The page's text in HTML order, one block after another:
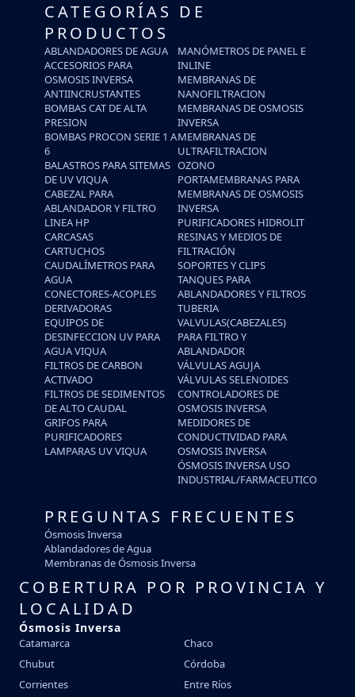
CATEGORÍAS DE
PRODUCTOS
ABLANDADORES DE AGUA
ACCESORIOS PARA
OSMOSIS INVERSA
ANTIINCRUSTANTES
BOMBAS CAT DE ALTA
PRESION
BOMBAS PROCON SERIE 1 A
6
BALASTROS PARA SITEMAS
DE UV VIQUA
CABEZAL PARA
ABLANDADOR Y FILTRO
LINEA HP
CARCASAS
CARTUCHOS
CAUDALÍMETROS PARA
AGUA
CONECTORES-ACOPLES
DERIVADORAS
EQUIPOS DE
DESINFECCION UV PARA
AGUA VIQUA
FILTROS DE CARBON
ACTIVADO
FILTROS DE SEDIMENTOS
DE ALTO CAUDAL
GRIFOS PARA
PURIFICADORES
LAMPARAS UV VIQUA
MANÓMETROS DE PANEL E
INLINE
MEMBRANAS DE
NANOFILTRACION
MEMBRANAS DE OSMOSIS
INVERSA
MEMBRANAS DE
ULTRAFILTRACION
OZONO
PORTAMEMBRANAS PARA
MEMBRANAS DE OSMOSIS
INVERSA
PURIFICADORES HIDROLIT
RESINAS Y MEDIOS DE
FILTRACIÓN
SOPORTES Y CLIPS
TANQUES PARA
ABLANDADORES Y FILTROS
TUBERIA
VALVULAS(CABEZALES)
PARA FILTRO Y
ABLANDADOR
VÁLVULAS AGUJA
VÁLVULAS SELENOIDES
CONTROLADORES DE
OSMOSIS INVERSA
MEDIDORES DE
CONDUCTIVIDAD PARA
OSMOSIS INVERSA
ÓSMOSIS INVERSA USO
INDUSTRIAL/FARMACEUTICO
PREGUNTAS FRECUENTES
Ósmosis Inversa
Ablandadores de Agua
Membranas de Ósmosis Inversa
COBERTURA POR PROVINCIA Y
LOCALIDAD
Ósmosis Inversa
Catamarca
Chaco
Chubut
Córdoba
Corrientes
Entre Ríos